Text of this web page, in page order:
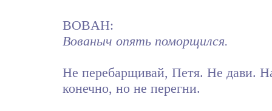
BOBAH:
Вованыч опять поморщился.
Не перебарщивай, Петя. Не дави.
конечно, но не перегни.